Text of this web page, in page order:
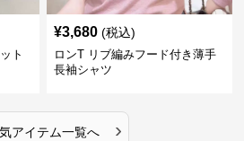
ト
¥3,680 (税込)
ロンT リブ編みフード付き薄手
長袖シャツ
アイテム一覧へ ›